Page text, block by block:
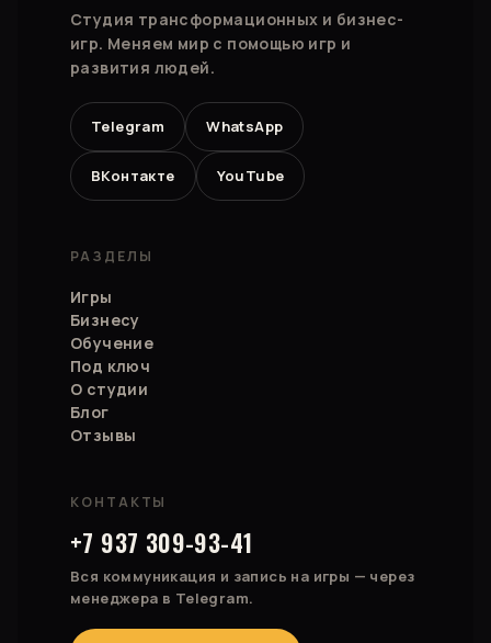
Студия трансформационных и бизнес-
игр. Меняем мир с помощью игр и
развития людей.
Telegram WhatsApp
ВКонтакте YouTube
РАЗДЕЛЫ
Игры
Бизнесу
Обучение
Под ключ
О студии
Блог
Отзывы
КОНТАКТЫ
+7 937 309-93-41
Вся коммуникация и запись на игры — через
менеджера в Telegram.